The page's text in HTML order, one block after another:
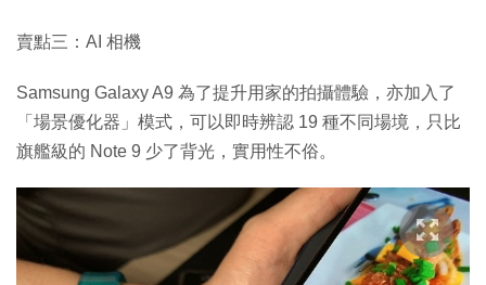
賣點三：AI 相機
Samsung Galaxy A9 為了提升用家的拍攝體驗，亦加入了
「場景優化器」模式，可以即時辨認 19 種不同場境，只比
旗艦級的 Note 9 少了背光，實用性不俗。